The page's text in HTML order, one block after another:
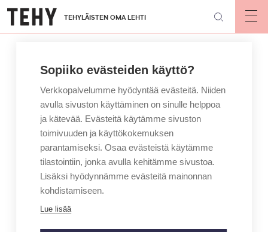
Hyppää
pääsisältöön
TEHYLÄISTEN OMA LEHTI
Sopiiko evästeiden käyttö?
Verkkopalvelumme hyödyntää evästeitä. Niiden
avulla sivuston käyttäminen on sinulle helppoa
ja kätevää. Evästeitä käytämme sivuston
toimivuuden ja käyttökokemuksen
parantamiseksi. Osaa evästeistä käytämme
tilastointiin, jonka avulla kehitämme sivustoa.
Lisäksi hyödynnämme evästeitä mainonnan
kohdistamiseen.
Lue lisää